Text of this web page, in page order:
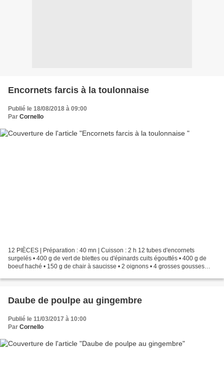
Encornets farcis à la toulonnaise
Publié le 18/08/2018 à 09:00
Par Cornello
12 PIÈCES | Préparation : 40 mn | Cuisson : 2 h 12 tubes d'encornets
surgelés • 400 g de vert de blettes ou d'épinards cuits égouttés • 400 g de
boeuf haché • 150 g de chair à saucisse • 2 oignons • 4 grosses gousses
Daube de poulpe au gingembre
Publié le 11/03/2017 à 10:00
Par Cornello